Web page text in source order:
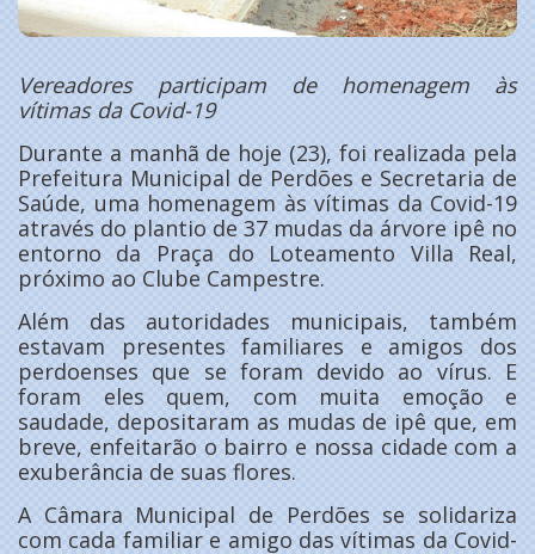
Vereadores participam de homenagem às
vítimas da Covid-19
Durante a manhã de hoje (23), foi realizada pela
Prefeitura Municipal de Perdões e Secretaria de
Saúde, uma homenagem às vítimas da Covid-19
através do plantio de 37 mudas da árvore ipê no
entorno da Praça do Loteamento Villa Real,
próximo ao Clube Campestre.
Além das autoridades municipais, também
estavam presentes familiares e amigos dos
perdoenses que se foram devido ao vírus. E
foram eles quem, com muita emoção e
saudade, depositaram as mudas de ipê que, em
breve, enfeitarão o bairro e nossa cidade com a
exuberância de suas flores.
A Câmara Municipal de Perdões se solidariza
com cada familiar e amigo das vítimas da Covid-